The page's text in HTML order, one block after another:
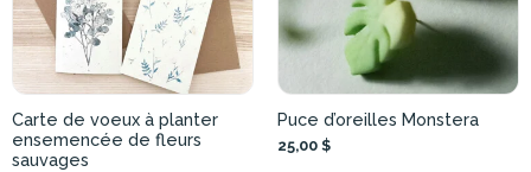
Carte de voeux à planter
ensemencée de fleurs
sauvages
Puce d’oreilles Monstera
25,00 $